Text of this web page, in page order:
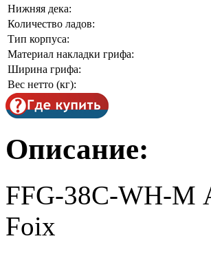
Нижняя дека:
Количество ладов:
Тип корпуса:
Материал накладки грифа:
Ширина грифа:
Вес нетто (кг):
Описание:
FFG-38C-WH-M
Foix